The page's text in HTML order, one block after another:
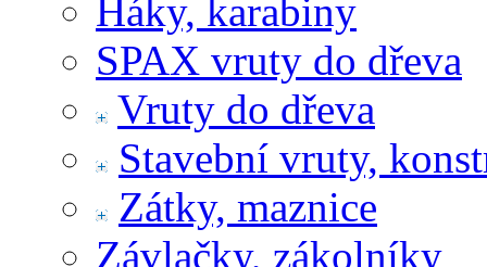
Háky, karabiny
SPAX vruty do dřeva
Vruty do dřeva
Stavební vruty,
Zátky, maznice
Závlačky, zákolníky